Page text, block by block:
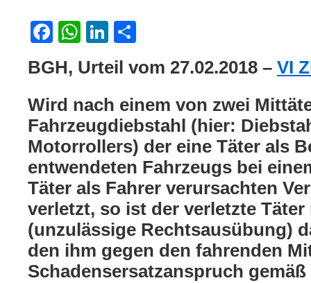
Facebook
WhatsApp
LinkedIn
BGH, Urteil vom 27.02.2018 – VI
Wird nach einem von zwei
Fahrzeugdiebstahl (hier:
Motorrollers) der eine Täter als
entwendeten Fahrzeugs bei
Täter als Fahrer verursachten
verletzt, so ist der verletzte
(unzulässige Rechtsausübung)
den ihm gegen den fahrenden
Schadensersatzanspruch gemäß